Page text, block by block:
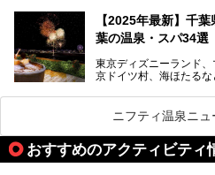
設備も天然温泉の露天
炭酸泉、海の見えるお
で、年代を問わずたっぷ
今回は人気のこの施設
ポイントについて厳選
【2025年最新】千
葉の温泉・スパ34選
東京ディズニーランド
京ドイツ村、海ほたるな
県で生まれ、千葉県で
がお勧めする、一度は
とめました。
ニフティ温泉ニ
おすすめのアクティビティ